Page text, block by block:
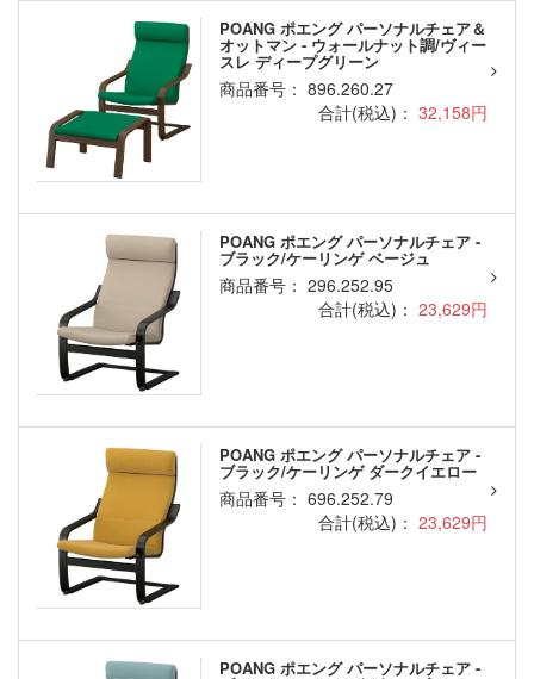
POANG ポエング パーソナルチェア＆
オットマン - ウォールナット調/ヴィー
スレ ディープグリーン
商品番号： 896.260.27
合計(税込)： 32,158円
POANG ポエング パーソナルチェア -
ブラック/ケーリンゲ ベージュ
商品番号： 296.252.95
合計(税込)： 23,629円
POANG ポエング パーソナルチェア -
ブラック/ケーリンゲ ダークイエロー
商品番号： 696.252.79
合計(税込)： 23,629円
POANG ポエング パーソナルチェア -